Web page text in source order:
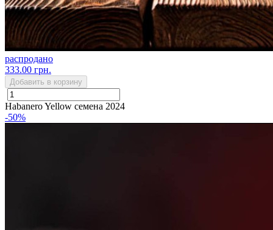
распродано
333.00 грн.
Добавить в корзину
Habanero Yellow семена 2024
-50%